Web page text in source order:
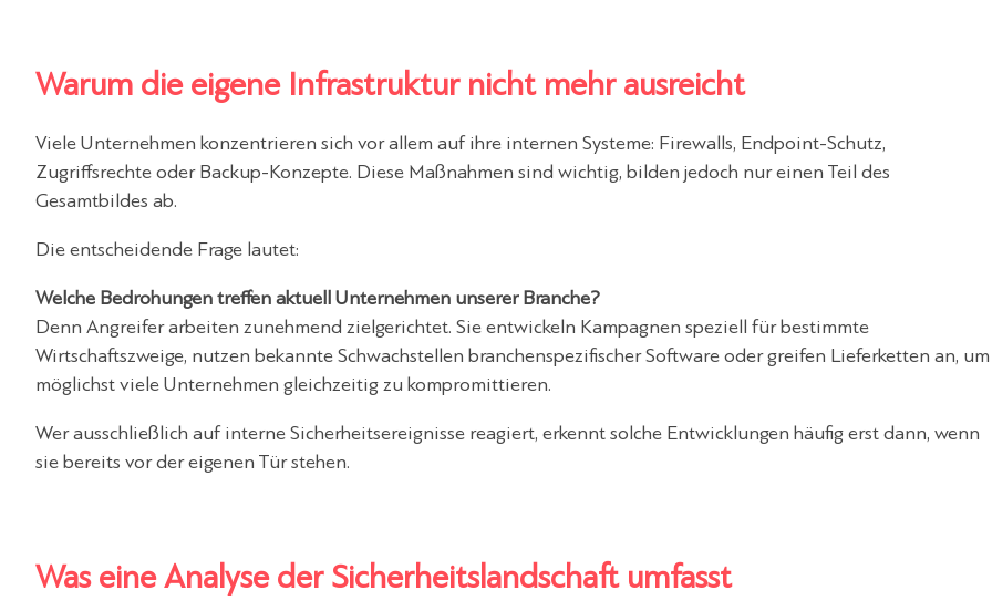
Warum die eigene Infrastruktur nicht mehr ausreicht
Viele Unternehmen konzentrieren sich vor allem auf ihre internen Systeme: Firewalls, Endpoint-Schutz,
Zugriffsrechte oder Backup-Konzepte. Diese Maßnahmen sind wichtig, bilden jedoch nur einen Teil des
Gesamtbildes ab.
Die entscheidende Frage lautet:
Welche Bedrohungen treffen aktuell Unternehmen unserer Branche?
Denn Angreifer arbeiten zunehmend zielgerichtet. Sie entwickeln Kampagnen speziell für bestimmte
Wirtschaftszweige, nutzen bekannte Schwachstellen branchenspezifischer Software oder greifen Lieferketten an, um
möglichst viele Unternehmen gleichzeitig zu kompromittieren.
Wer ausschließlich auf interne Sicherheitsereignisse reagiert, erkennt solche Entwicklungen häufig erst dann, wenn
sie bereits vor der eigenen Tür stehen.
Was eine Analyse der Sicherheitslandschaft umfasst